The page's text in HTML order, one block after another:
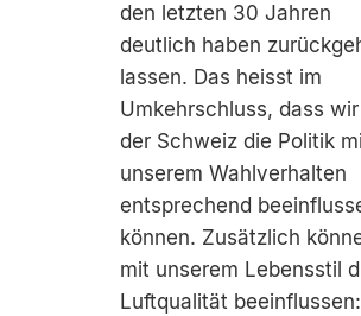
den letzten 30 Jahren
deutlich haben
lassen. Das heisst im
Umkehrschluss, dass
der Schweiz die Politik
unserem Wahlverhalten
entsprechend
können. Zusätzlich
mit unserem Lebensstil
Luftqualität beeinflussen: